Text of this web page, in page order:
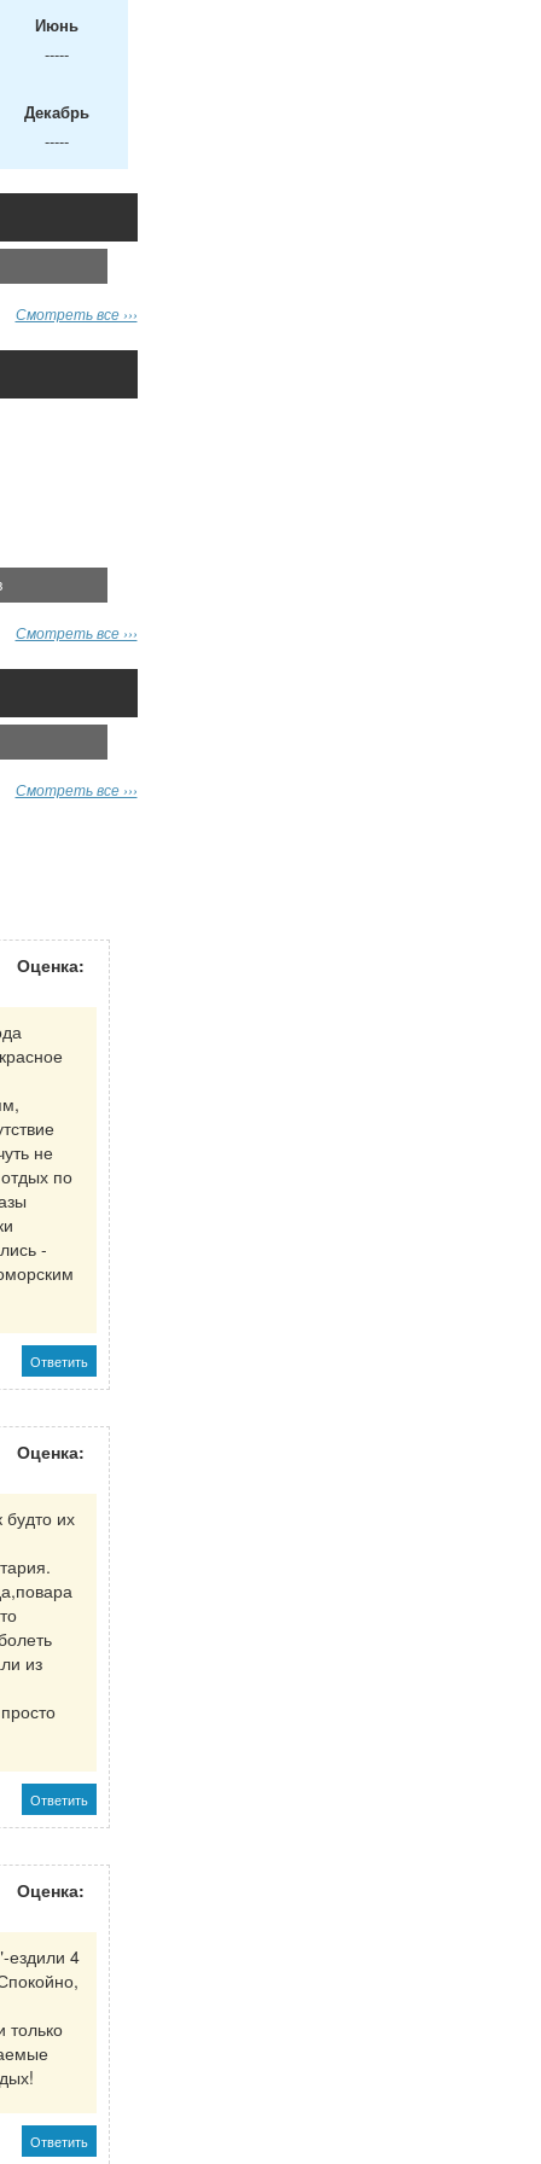
Июнь
-----
Декабрь
-----
Смотреть все ›››
Смотреть все ›››
Смотреть все ›››
Оценка:
не
по
-
Ответить
Оценка:
их
из
Ответить
Оценка:
ездили 4
только
Ответить